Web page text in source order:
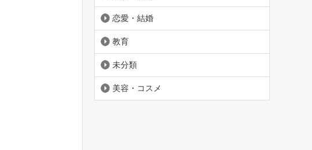
恋愛・結婚
教育
未分類
美容・コスメ